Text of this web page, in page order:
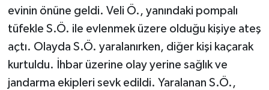
evinin önüne geldi. Veli Ö., yanındaki pompalı
tüfekle S.Ö. ile evlenmek üzere olduğu kişiye ateş
açtı. Olayda S.Ö. yaralanırken, diğer kişi kaçarak
kurtuldu. İhbar üzerine olay yerine sağlık ve
jandarma ekipleri sevk edildi. Yaralanan S.Ö.,